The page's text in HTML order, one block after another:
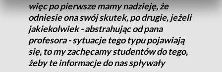
więc po pierwsze mamy nadzieję, że
odniesie ona swój skutek, po drugie, jeżeli
jakiekolwiek - abstrahując od pana
profesora - sytuacje tego typu pojawiają
się, to my zachęcamy studentów do tego,
żeby te informacje do nas spływały